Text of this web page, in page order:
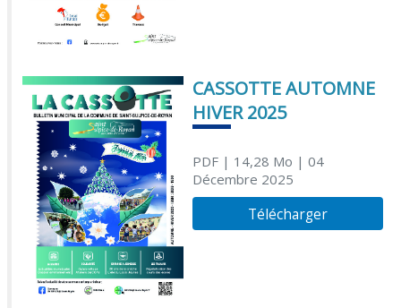
CASSOTTE AUTOMNE
HIVER 2025
PDF| 14,28 Mo | 04
Décembre 2025
Télécharger